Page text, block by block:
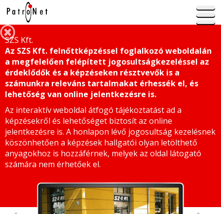
SZS Kft.
Az SZS Kft. felnőttképzéssel foglalkozó weboldalán
a megfelelően felépített jogosultságkezeléssel az
érdeklődők és a képzéseken résztvevők is a
számunkra releváns tartalmakat érhessék el, és
lehetőség van online jelentkezésre is.
Az interaktív weboldal átfogó tájékoztatást ad a
képzésekről és lehetőséget biztosít az online
jelentkezésre is. A honlapon lévő jogosultság kezelésnek
köszönhetően a képzések hallgatói olyan letölthető
anyagokhoz is hozzáférnek, melyek az oldal látogató
számára nem érhetőek el.